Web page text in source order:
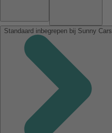
Standaard inbegrepen bij Sunny Cars